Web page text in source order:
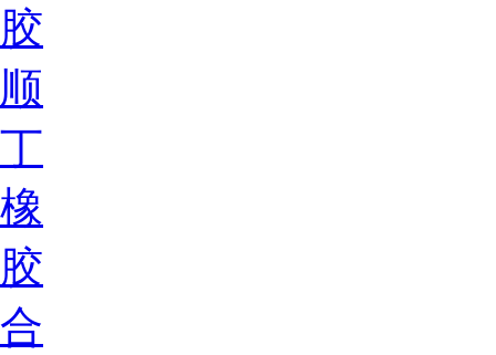
胶
顺
丁
橡
胶
合